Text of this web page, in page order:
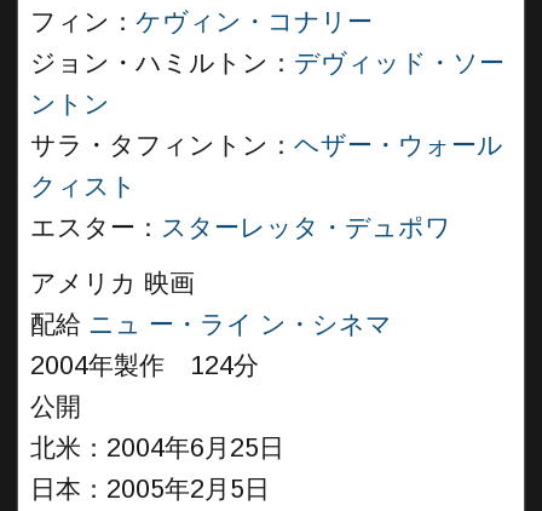
フィン： ケヴィン・コナリー
ジョン・ハミルトン： デヴィッド・ソー
ントン
サラ・タフィントン： ヘザー・ウォール
クィスト
エスター： スターレッタ・デュポワ
アメリカ 映画
配給 ニュ ー・ライ ン・シネマ
2004年製作 124分
公開
北米：2004年6月25日
日本：2005年2月5日